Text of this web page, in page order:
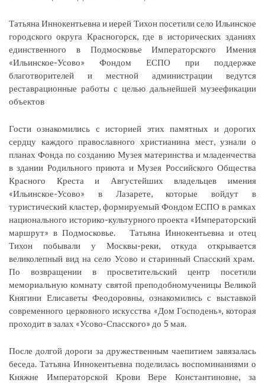
Татьяна Иннокентьевна и иерей Тихон посетили село Ильинское
городского округа Красногорск, где в исторических зданиях
единственного в Подмосковье Императорского Имения
«Ильинское-Усово» Фондом ЕСПО при поддержке
благотворителей и местной администрации ведутся
реставрационные работы с целью дальнейшей музеефикации
объектов
Гости ознакомились с историей этих памятных и дорогих
сердцу каждого православного христианина мест, узнали о
планах Фонда по созданию Музея материнства и младенчества
в здании Родильного приюта и Музея Российского Общества
Красного Креста и Августейших владельцев имения
«Ильинское-Усово» в Лазарете, которые войдут в
туристический кластер, формируемый Фондом ЕСПО в рамках
национального историко-культурного проекта «Императорский
маршрут» в Подмосковье. Татьяна Иннокентьевна и отец
Тихон побывали у Москвы-реки, откуда открывается
великолепный вид на село Усово и старинный Спасский храм.
По возвращении в просветительский центр посетили
мемориальную комнату святой преподобномученицы Великой
Княгини Елисаветы Феодоровны, ознакомились с выставкой
современного церковного искусства «Дом Господень», которая
проходит в залах «Усово-Спасского» до 5 мая.
После долгой дороги за дружественным чаепитием завязалась
беседа. Татьяна Иннокентьевна поделилась воспоминаниями о
Княжне Императорской Крови Вере Константиновне, за